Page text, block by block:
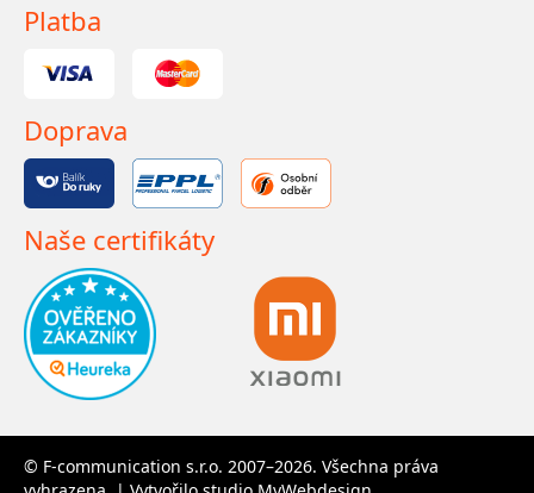
Platba
Doprava
Naše certifikáty
© F-communication s.r.o. 2007–2026. Všechna práva